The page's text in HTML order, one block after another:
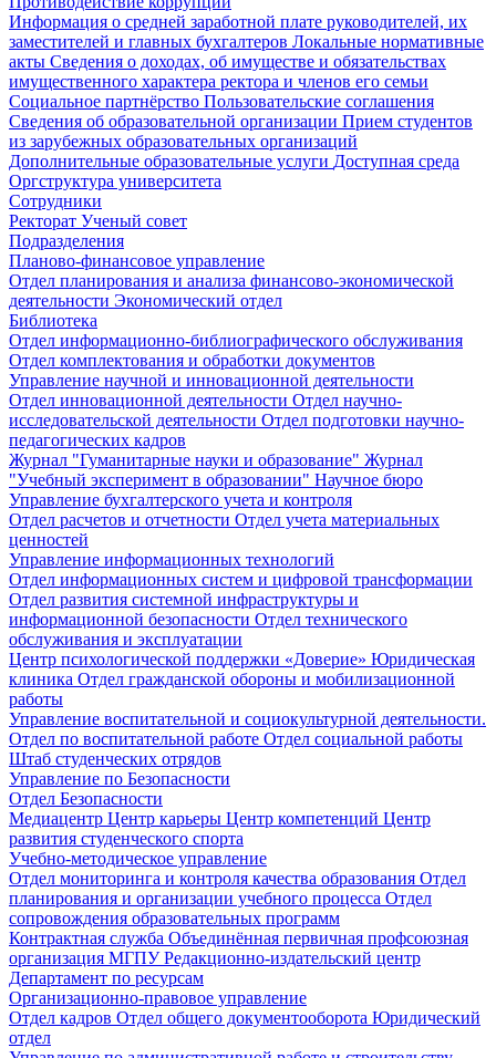
Информация о средней заработной плате руководителей, их
заместителей и главных бухгалтеров Локальные нормативные
акты Сведения о доходах, об имуществе и обязательствах
имущественного характера ректора и членов его семьи
Социальное партнёрство Пользовательские соглашения
Сведения об образовательной организации Прием студентов
из зарубежных образовательных организаций
Дополнительные образовательные услуги Доступная среда
Оргструктура университета
Сотрудники
Ректорат Ученый совет
Подразделения
Планово-финансовое управление
Отдел планирования и анализа финансово-экономической
деятельности Экономический отдел
Библиотека
Отдел информационно-библиографического обслуживания
Отдел комплектования и обработки документов
Управление научной и инновационной деятельности
Отдел инновационной деятельности Отдел научно-
исследовательской деятельности Отдел подготовки научно-
педагогических кадров
Журнал "Гуманитарные науки и образование" Журнал
"Учебный эксперимент в образовании" Научное бюро
Управление бухгалтерского учета и контроля
Отдел расчетов и отчетности Отдел учета материальных
ценностей
Управление информационных технологий
Отдел информационных систем и цифровой трансформации
Отдел развития системной инфраструктуры и
информационной безопасности Отдел технического
обслуживания и эксплуатации
Центр психологической поддержки «Доверие» Юридическая
клиника Отдел гражданской обороны и мобилизационной
работы
Управление воспитательной и социокультурной деятельности.
Отдел по воспитательной работе Отдел социальной работы
Штаб студенческих отрядов
Управление по Безопасности
Отдел Безопасности
Медиацентр Центр карьеры Центр компетенций Центр
развития студенческого спорта
Учебно-методическое управление
Отдел мониторинга и контроля качества образования Отдел
планирования и организации учебного процесса Отдел
сопровождения образовательных программ
Контрактная служба Объединённая первичная профсоюзная
организация МГПУРедакционно-издательский центр
Департамент по ресурсам
Организационно-правовое управление
Отдел кадров Отдел общего документооборота Юридический
отдел